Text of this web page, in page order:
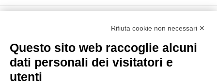
Reg. Impr. C.C.I.A.A. 01996640239
R.E.A. 210602
Cod. Fisc. e P. IVA 01996640239
Rifiuta cookie non necessari ✕
Questo sito web raccoglie alcuni
dati personali dei visitatori e
utenti